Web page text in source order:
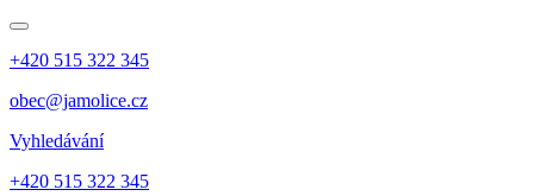
+420 515 322 345
obec@jamolice.cz
Vyhledávání
+420 515 322 345